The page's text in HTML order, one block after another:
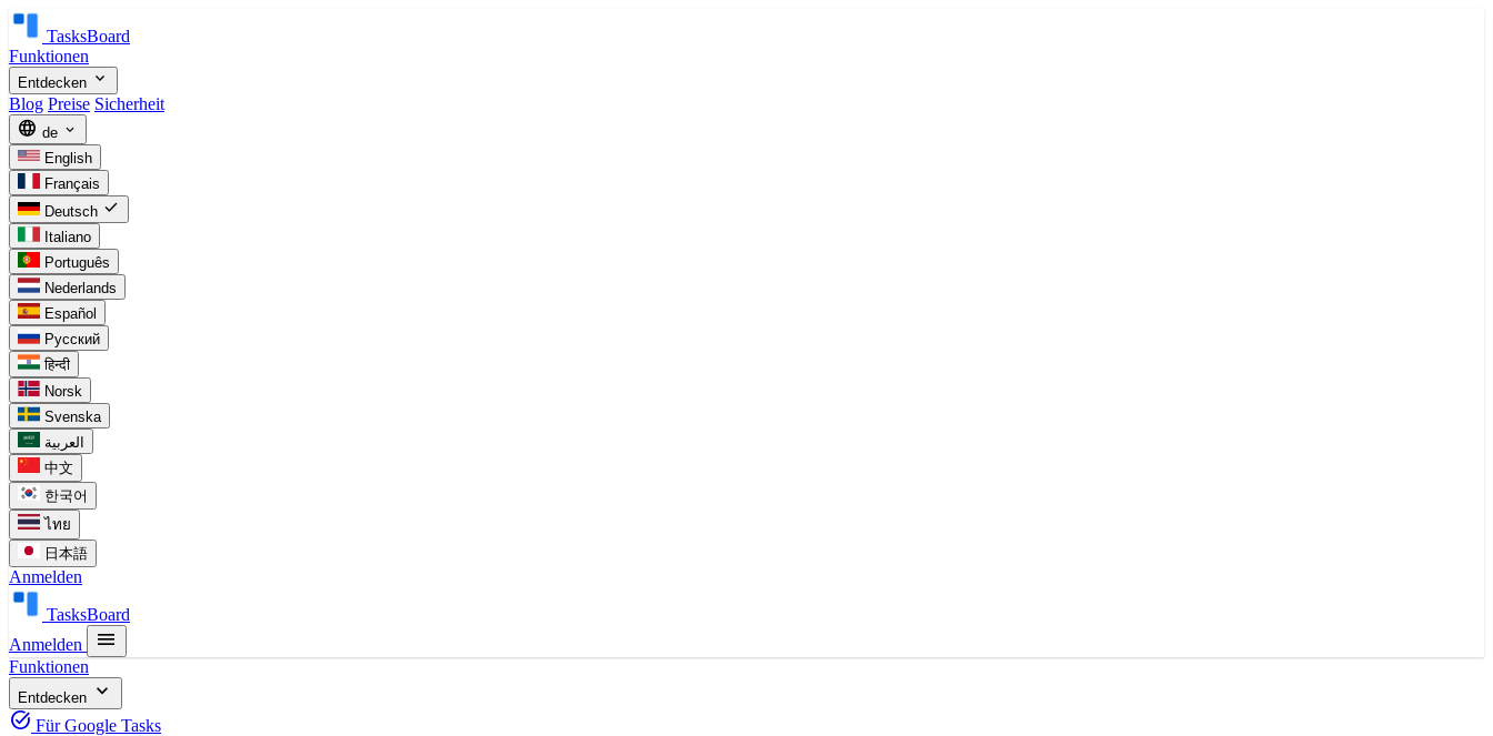
TasksBoard
Funktionen
Entdecken expand_more
Blog Preise Sicherheit
language de expand_more
English
Français
Deutsch check
Italiano
Português
Nederlands
Español
Русский
हिन्दी
Norsk
Svenska
العربية
中文
한국어
ไทย
日本語
Anmelden
TasksBoard
Anmelden
menu
Funktionen
Entdecken expand_more
task_alt Für Google Tasks